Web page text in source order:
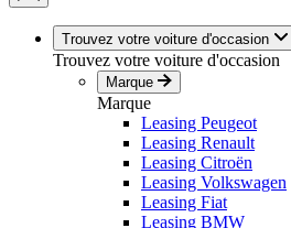
Trouvez votre voiture d'occasion
Trouvez votre voiture d'occasion
Marque
Marque
Leasing Peugeot
Leasing Renault
Leasing Citroën
Leasing Volkswagen
Leasing Fiat
Leasing BMW